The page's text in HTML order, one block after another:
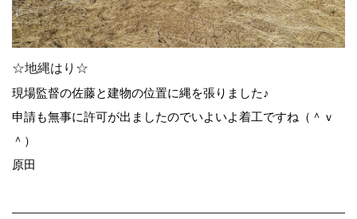
☆地縄はり☆
現場監督の佐藤と建物の位置に縄を張りました♪
申請も無事に許可が出ましたのでいよいよ着工ですね（＾ｖ
＾）
原田